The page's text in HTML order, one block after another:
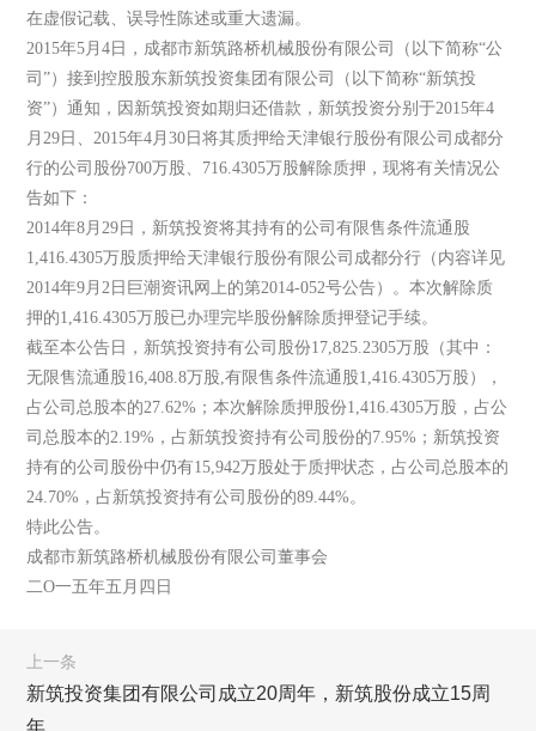
在虚假记载、误导性陈述或重大遗漏。
2015年5月4日，成都市新筑路桥机械股份有限公司（以下简称“公
司”）接到控股股东新筑投资集团有限公司（以下简称“新筑投
资”）通知，因新筑投资如期归还借款，新筑投资分别于2015年4
月29日、2015年4月30日将其质押给天津银行股份有限公司成都分
行的公司股份700万股、716.4305万股解除质押，现将有关情况公
告如下：
2014年8月29日，新筑投资将其持有的公司有限售条件流通股
1,416.4305万股质押给天津银行股份有限公司成都分行（内容详见
2014年9月2日巨潮资讯网上的第2014-052号公告）。本次解除质
押的1,416.4305万股已办理完毕股份解除质押登记手续。
截至本公告日，新筑投资持有公司股份17,825.2305万股（其中：
无限售流通股16,408.8万股,有限售条件流通股1,416.4305万股），
占公司总股本的27.62%；本次解除质押股份1,416.4305万股，占公
司总股本的2.19%，占新筑投资持有公司股份的7.95%；新筑投资
持有的公司股份中仍有15,942万股处于质押状态，占公司总股本的
24.70%，占新筑投资持有公司股份的89.44%。
特此公告。
成都市新筑路桥机械股份有限公司董事会
二O一五年五月四日
上一条
新筑投资集团有限公司成立20周年，新筑股份成立15周
年